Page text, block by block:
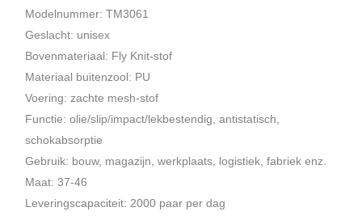
Modelnummer: TM3061
Geslacht: unisex
Bovenmateriaal: Fly Knit-stof
Materiaal buitenzool: PU
Voering: zachte mesh-stof
Functie: olie/slip/impact/lekbestendig, antistatisch,
schokabsorptie
Gebruik: bouw, magazijn, werkplaats, logistiek, fabriek enz.
Maat: 37-46
Leveringscapaciteit: 2000 paar per dag